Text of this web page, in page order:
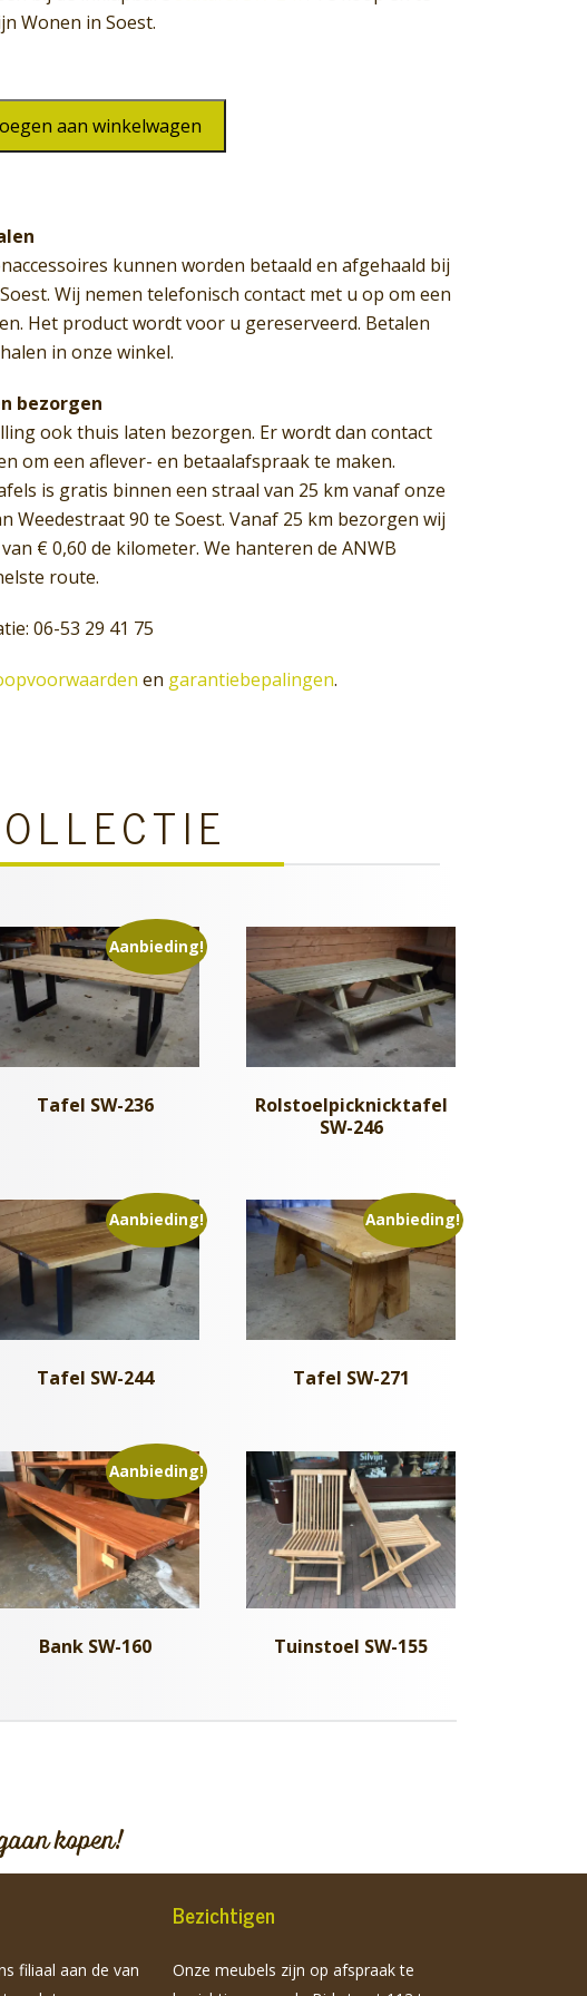
Wonen in Soest.
aan winkelwagen
kunnen worden betaald en afgehaald bij
Wij nemen telefonisch contact met u op om een
Het product wordt voor u gereserveerd. Betalen
in onze winkel.
bezorgen
ook thuis laten bezorgen. Er wordt dan contact
om een aflever- en betaalafspraak te maken.
is gratis binnen een straal van 25 km vanaf onze
Weedestraat 90 te Soest. Vanaf 25 km bezorgen wij
€ 0,60 de kilometer. We hanteren de ANWB
route.
06-53 29 41 75
en garantiebepalingen.
Aanbieding!
Tafel SW-236
Rolstoelpicknicktafel
SW-246
Aanbieding!
Tafel SW-244
Aanbieding!
Tafel SW-271
Aanbieding!
Bank SW-160 Tuinstoel SW-155
kopen!
filiaal aan de van
Bezichtigen
Onze meubels zijn op afspraak te